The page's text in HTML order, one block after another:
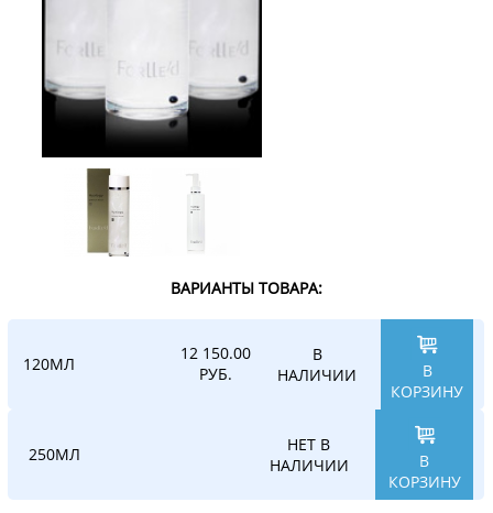
ВАРИАНТЫ ТОВАРА:
120МЛ
12 150.00
РУБ.
В
НАЛИЧИИ
В
КОРЗИНУ
250МЛ
НЕТ В
НАЛИЧИИ
В
КОРЗИНУ